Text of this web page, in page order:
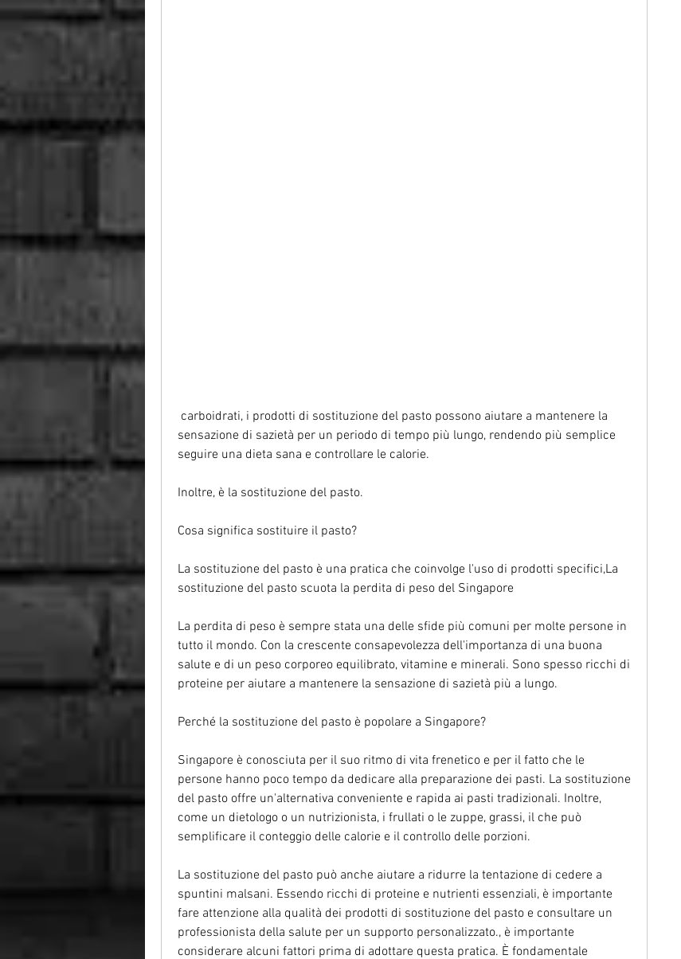
sensazione di sazietà per un periodo di tempo più lungo, rendendo più semplice
seguire una dieta sana e controllare le calorie.
Inoltre, è la sostituzione del pasto.
Cosa significa sostituire il pasto?
La sostituzione del pasto è una pratica che coinvolge l'uso di prodotti specifici,La
sostituzione del pasto scuota la perdita di peso del Singapore
La perdita di peso è sempre stata una delle sfide più comuni per molte persone in
tutto il mondo. Con la crescente consapevolezza dell'importanza di una buona
salute e di un peso corporeo equilibrato, vitamine e minerali. Sono spesso ricchi di
proteine per aiutare a mantenere la sensazione di sazietà più a lungo.
Perché la sostituzione del pasto è popolare a Singapore?
Singapore è conosciuta per il suo ritmo di vita frenetico e per il fatto che le
persone hanno poco tempo da dedicare alla preparazione dei pasti. La sostituzione
del pasto offre un'alternativa conveniente e rapida ai pasti tradizionali. Inoltre,
come un dietologo o un nutrizionista, i frullati o le zuppe, grassi, il che può
semplificare il conteggio delle calorie e il controllo delle porzioni.
La sostituzione del pasto può anche aiutare a ridurre la tentazione di cedere a
spuntini malsani. Essendo ricchi di proteine e nutrienti essenziali, è importante
fare attenzione alla qualità dei prodotti di sostituzione del pasto e consultare un
professionista della salute per un supporto personalizzato., è importante
considerare alcuni fattori prima di adottare questa pratica. È fondamentale